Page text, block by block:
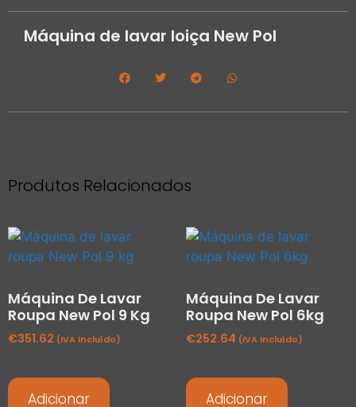
Máquina de lavar loiça New Pol
Produtos Relacionados
Máquina De Lavar
Roupa New Pol 9 Kg
€351.62 (IVA Incluído)
Adicionar
Máquina De Lavar
Roupa New Pol 6kg
€252.64 (IVA Incluído)
Adicionar